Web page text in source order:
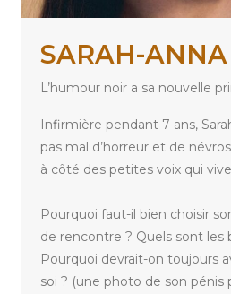
SARAH-ANNA
L’humour noir a sa nouvelle
Infirmière pendant 7 ans,
pas mal d’horreur et de
à côté des petites voix qui
Pourquoi faut-il bien choisir
de rencontre ? Quels sont les
Pourquoi devrait-on toujours
soi ? (une photo de son pénis